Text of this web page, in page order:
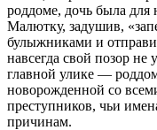
роддоме, дочь была для
Малютку, задушив,
булыжниками и
навсегда свой позор не
главной улике —
новорожденной со
преступников, чьи
причинам.